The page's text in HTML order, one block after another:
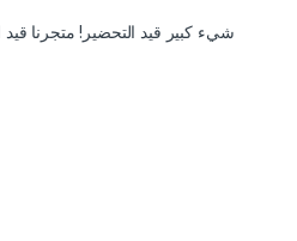
شيء كبير قيد التحضير! متجرنا